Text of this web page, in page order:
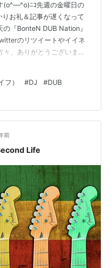
(o^―^o)ﾆｺ先週の金曜日の
お礼＆記事が遅くなって
の『BonteN DUB Nation』
のリツイートやイイネ
、ありがとうございまし
(〃艸〃) ジャマイカに行
かっているそう。生活に
。いわゆるアレです
画には、モヤモヤ～っと怪
いただきました…
） #DJ #DUB
前
Life